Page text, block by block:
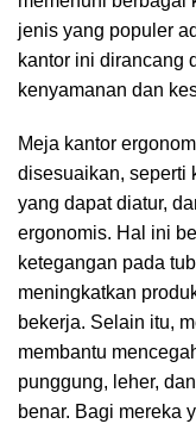
jenis yang populer
kantor ini dirancang
kenyamanan dan
Meja kantor
disesuaikan, seperti
yang dapat diatur,
ergonomis. Hal ini
ketegangan pada
meningkatkan
bekerja. Selain itu,
membantu
punggung, leher,
benar. Bagi mereka